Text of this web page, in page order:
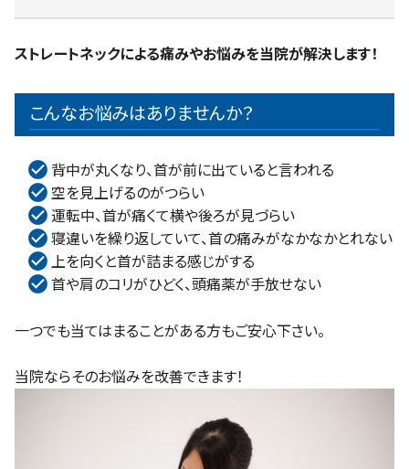
ストレートネックによる痛みやお悩みを当院が解決します！
こんなお悩みはありませんか？
背中が丸くなり、首が前に出ていると言われる
空を見上げるのがつらい
運転中、首が痛くて横や後ろが見づらい
寝違いを繰り返していて、首の痛みがなかなかとれない
上を向くと首が詰まる感じがする
首や肩のコリがひどく、頭痛薬が手放せない
一つでも当てはまることがある方もご安心下さい。
当院ならそのお悩みを改善できます！